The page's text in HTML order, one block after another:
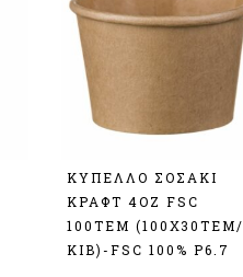
ΚΥΠΕΛΛΟ ΣΟΣΑΚΙ
ΚΡΑΦΤ 4OZ FSC
100ΤΕΜ (100Χ30TEM/
ΚΙΒ)-FSC 100% Ρ6.7